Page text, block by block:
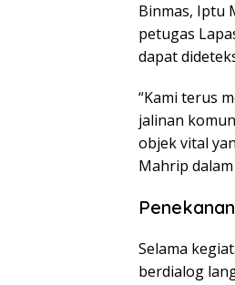
Binmas, Iptu
petugas
dapat
“Kami terus
jalinan
objek vital
Mahrip
Selama
berdialog